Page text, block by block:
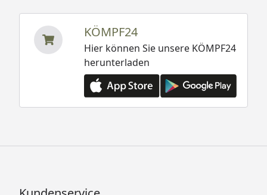
KÖMPF24
Hier können Sie unsere KÖMPF24
herunterladen